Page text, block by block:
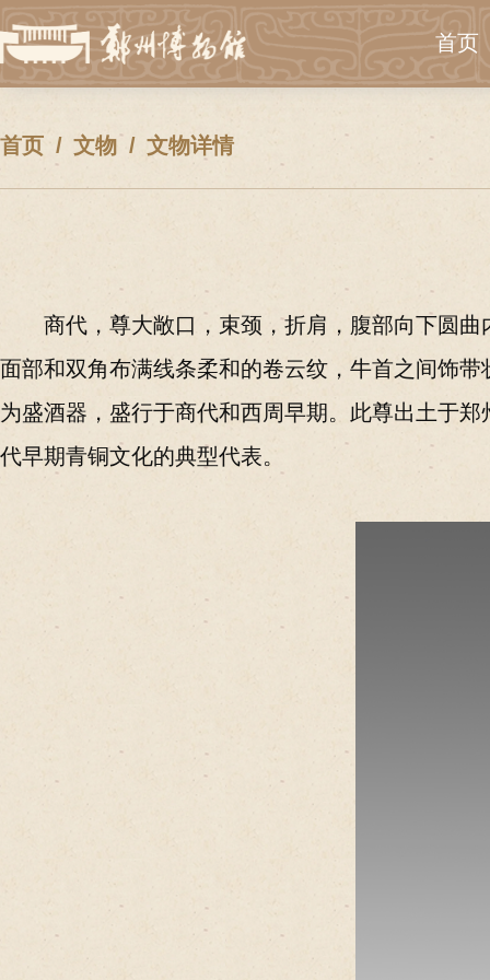
首页
首页 文物 文物详情
商代 ， 尊大敞口，束颈，折肩，腹部向下圆
面部和双角布满线条柔和的卷云纹，牛首之间饰
为盛酒器，盛行于商代和西周早期。此尊出土于
代早期青铜文化的典型代表。